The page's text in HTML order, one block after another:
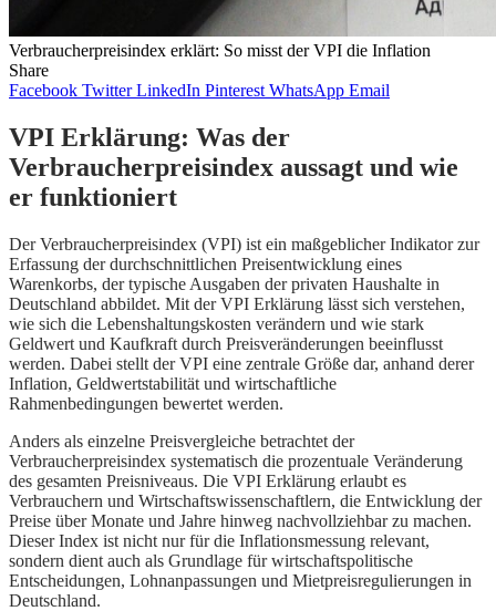
Verbraucherpreisindex erklärt: So misst der VPI die Inflation
Share
Facebook Twitter LinkedIn Pinterest WhatsApp Email
VPI Erklärung: Was der
Verbraucherpreisindex aussagt und wie
er funktioniert
Der Verbraucherpreisindex (VPI) ist ein maßgeblicher Indikator zur
Erfassung der durchschnittlichen Preisentwicklung eines
Warenkorbs, der typische Ausgaben der privaten Haushalte in
Deutschland abbildet. Mit der VPI Erklärung lässt sich verstehen,
wie sich die Lebenshaltungskosten verändern und wie stark
Geldwert und Kaufkraft durch Preisveränderungen beeinflusst
werden. Dabei stellt der VPI eine zentrale Größe dar, anhand derer
Inflation, Geldwertstabilität und wirtschaftliche
Rahmenbedingungen bewertet werden.
Anders als einzelne Preisvergleiche betrachtet der
Verbraucherpreisindex systematisch die prozentuale Veränderung
des gesamten Preisniveaus. Die VPI Erklärung erlaubt es
Verbrauchern und Wirtschaftswissenschaftlern, die Entwicklung der
Preise über Monate und Jahre hinweg nachvollziehbar zu machen.
Dieser Index ist nicht nur für die Inflationsmessung relevant,
sondern dient auch als Grundlage für wirtschaftspolitische
Entscheidungen, Lohnanpassungen und Mietpreisregulierungen in
Deutschland.